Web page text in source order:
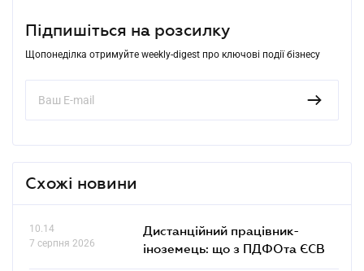
Підпишіться на розсилку
Щопонеділка отримуйте weekly-digest про ключові події бізнесу
Схожі новини
10.14
7 серпня 2026
Дистанційний працівник-
іноземець: що з ПДФОта ЄСВ